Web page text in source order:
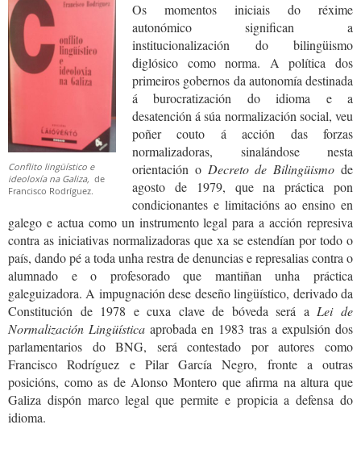
Conflito lingüístico e
ideoloxía na Galiza, de
Francisco Rodríguez.
Os momentos iniciais do réxime
autonómico significan a
institucionalización do bilingüismo
diglósico como norma. A política dos
primeiros gobernos da autonomía destinada
á burocratización do idioma e a
desatención á súa normalización social, veu
poñer couto á acción das forzas
normalizadoras, sinalándose nesta
orientación o Decreto de Bilingüismo de
agosto de 1979, que na práctica pon
condicionantes e limitacións ao ensino en
galego e actua como un instrumento legal para a acción represiva
contra as iniciativas normalizadoras que xa se estendían por todo o
país, dando pé a toda unha restra de denuncias e represalias contra o
alumnado e o profesorado que mantiñan unha práctica
galeguizadora. A impugnación dese deseño lingüístico, derivado da
Constitución de 1978 e cuxa clave de bóveda será a Lei de
Normalización Lingüística aprobada en 1983 tras a expulsión dos
parlamentarios do BNG, será contestado por autores como
Francisco Rodríguez e Pilar García Negro, fronte a outras
posicións, como as de Alonso Montero que afirma na altura que
Galiza dispón marco legal que permite e propicia a defensa do
idioma.